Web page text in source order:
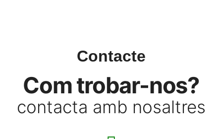
Contacte
Com trobar-nos?
contacta amb nosaltres